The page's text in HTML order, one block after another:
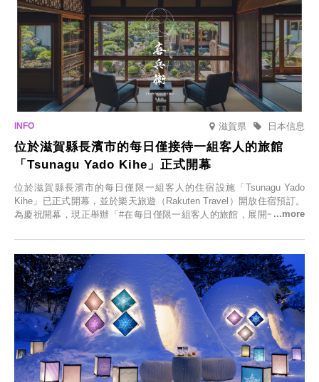
滋賀県 日本信息
位於滋賀縣長濱市的每日僅接待一組客人的旅館
「Tsunagu Yado Kihe」正式開幕
位於滋賀縣長濱市的每日僅限一組客人的住宿設施「Tsunagu Yado
Kihe」已正式開幕，並於樂天旅遊（Rakuten Travel）開放住宿預訂。
為慶祝開幕，現正舉辦「#在每日僅限一組客人的旅館，展開一生一次
人的旅館，您才能在此與重要的人共度獨一無二的特別時光。